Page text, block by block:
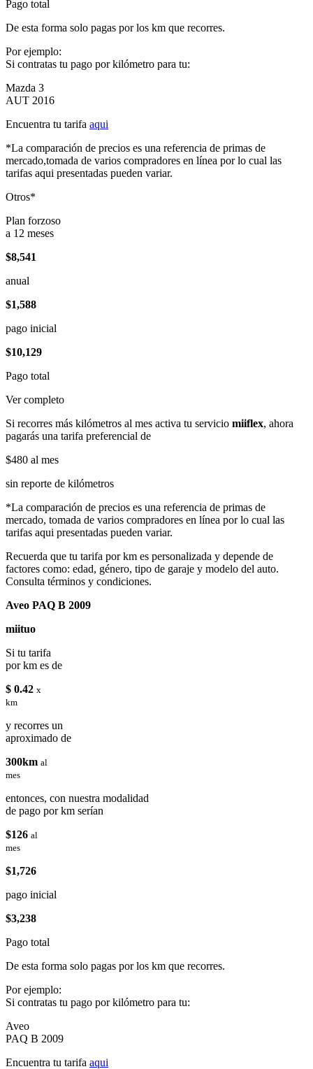
Pago total
De esta forma solo pagas por los km que recorres.
Por ejemplo:
Si contratas tu pago por kilómetro para tu:
Mazda 3
AUT 2016
Encuentra tu tarifa aqui
*La comparación de precios es una referencia de primas de
mercado,tomada de varios compradores en línea por lo cual las
tarifas aqui presentadas pueden variar.
Otros*
Plan forzoso
a 12 meses
$8,541
anual
$1,588
pago inicial
$10,129
Pago total
Ver completo
Si recorres más kilómetros al mes activa tu servicio miiflex, ahora
pagarás una tarifa preferencial de
$480 al mes
sin reporte de kilómetros
*La comparación de precios es una referencia de primas de
mercado, tomada de varios compradores en línea por lo cual las
tarifas aqui presentadas pueden variar.
Recuerda que tu tarifa por km es personalizada y depende de
factores como: edad, género, tipo de garaje y modelo del auto.
Consulta términos y condiciones.
Aveo PAQ B 2009
miituo
Si tu tarifa
por km es de
$ 0.42 x
km
y recorres un
aproximado de
300km al
mes
entonces, con nuestra modalidad
de pago por km serían
$126 al
mes
$1,726
pago inicial
$3,238
Pago total
De esta forma solo pagas por los km que recorres.
Por ejemplo:
Si contratas tu pago por kilómetro para tu:
Aveo
PAQ B 2009
Encuentra tu tarifa aqui